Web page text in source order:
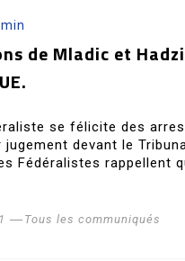
de Mladic et
se félicite des
devant le
Fédéralistes rappellent
Tous les communiqués